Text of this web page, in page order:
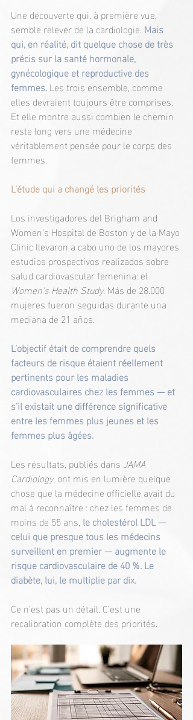
Une découverte qui, à première vue,
semble relever de la cardiologie. Mais
qui, en réalité, dit quelque chose de très
précis sur la santé hormonale,
gynécologique et reproductive des
femmes. Les trois ensemble, comme
elles devraient toujours être comprises.
Et elle montre aussi combien le chemin
reste long vers une médecine
véritablement pensée pour le corps des
femmes.
L’étude qui a changé les priorités
Los investigadores del Brigham and
Women’s Hospital de Boston y de la Mayo
Clinic llevaron a cabo uno de los mayores
estudios prospectivos realizados sobre
salud cardiovascular femenina: el
Women’s Health Study. Más de 28.000
mujeres fueron seguidas durante una
mediana de 21 años.
L’objectif était de comprendre quels
facteurs de risque étaient réellement
pertinents pour les maladies
cardiovasculaires chez les femmes — et
s’il existait une différence significative
entre les femmes plus jeunes et les
femmes plus âgées.
Les résultats, publiés dans JAMA
Cardiology, ont mis en lumière quelque
chose que la médecine officielle avait du
mal à reconnaître : chez les femmes de
moins de 55 ans, le cholestérol LDL —
celui que presque tous les médecins
surveillent en premier — augmente le
risque cardiovasculaire de 40 %. Le
diabète, lui, le multiplie par dix.
Ce n’est pas un détail. C’est une
recalibration complète des priorités.